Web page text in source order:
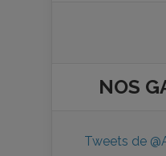
NOS
Tweets de